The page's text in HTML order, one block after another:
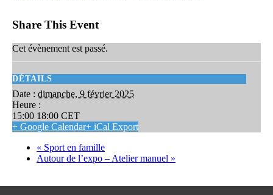
Share This Event
Cet évènement est passé.
DÉTAILS
Date : dimanche, 9 février 2025
Heure :
15:00 18:00 CET
+ Google Calendar+ iCal Export
« Sport en famille
Autour de l’expo – Atelier manuel »